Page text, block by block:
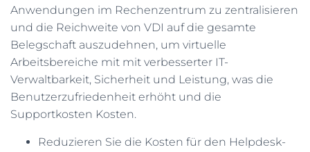
Anwendungen im Rechenzentrum zu zentralisieren
und die Reichweite von VDI auf die gesamte
Belegschaft auszudehnen, um virtuelle
Arbeitsbereiche mit mit verbesserter IT-
Verwaltbarkeit, Sicherheit und Leistung, was die
Benutzerzufriedenheit erhöht und die
Supportkosten Kosten.
Reduzieren Sie die Kosten für den Helpdesk-